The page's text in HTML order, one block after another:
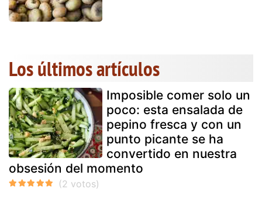
Los últimos artículos
Imposible comer solo un
poco: esta ensalada de
pepino fresca y con un
punto picante se ha
convertido en nuestra
obsesión del momento